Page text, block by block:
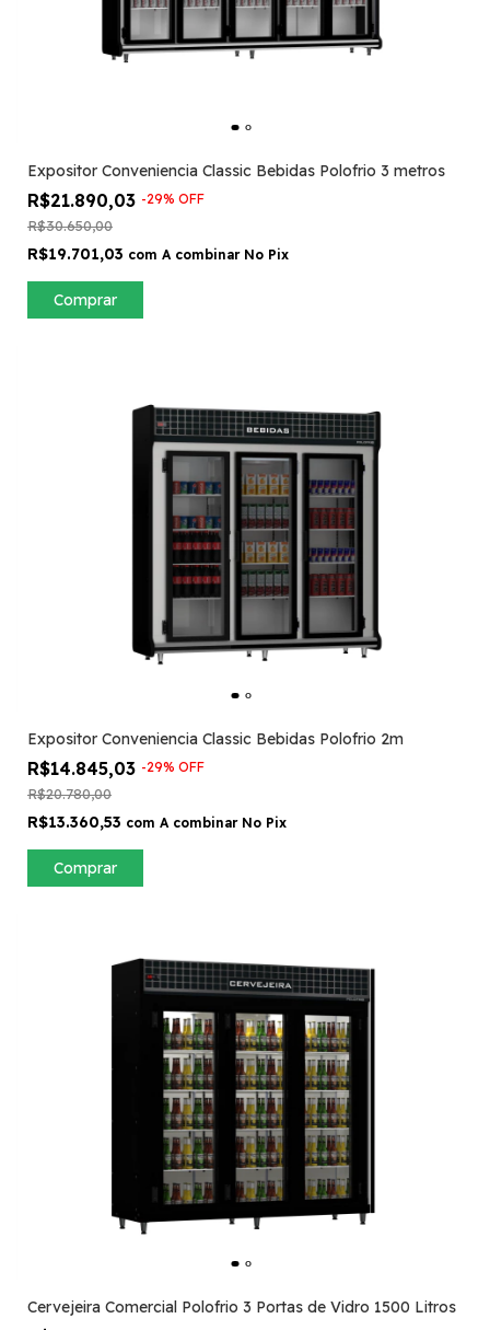
Expositor Conveniencia Classic Bebidas Polofrio 3 metros
R$21.890,03 -29% OFF
R$30.650,00
R$19.701,03 com A combinar No Pix
Comprar
Expositor Conveniencia Classic Bebidas Polofrio 2m
R$14.845,03 -29% OFF
R$20.780,00
R$13.360,53 com A combinar No Pix
Comprar
Cervejeira Comercial Polofrio 3 Portas de Vidro 1500 Litros